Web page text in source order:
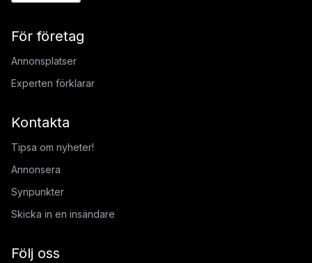
För företag
Annonsplatser
Experten förklarar
Kontakta
Tipsa om nyheter!
Annonsera
Synpunkter
Skicka in en insändare
Följ oss